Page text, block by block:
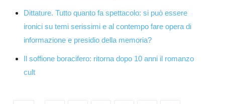
Dittature. Tutto quanto fa spettacolo: si può essere
ironici su temi serissimi e al contempo fare opera di
informazione e presidio della memoria?
Il soffione boracifero: ritorna dopo 10 anni il romanzo
cult